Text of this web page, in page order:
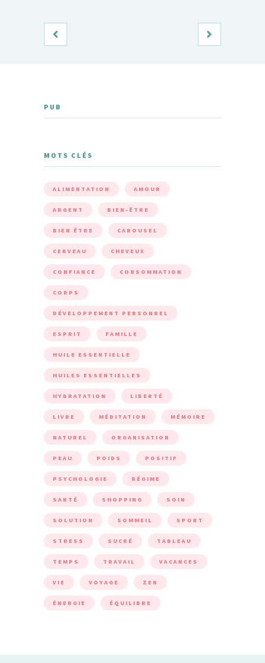
PUB
MOTS CLÉS
ALIMENTATION AMOUR
ARGENT BIEN-ÊTRE
BIEN ÊTRE CAROUSEL
CERVEAU CHEVEUX
CONFIANCE CONSOMMATION
CORPS
DÉVELOPPEMENT PERSONNEL
ESPRIT FAMILLE
HUILE ESSENTIELLE
HUILES ESSENTIELLES
HYDRATATION LIBERTÉ
LIVRE MÉDITATION MÉMOIRE
NATUREL ORGANISATION
PEAU POIDS POSITIF
PSYCHOLOGIE RÉGIME
SANTÉ SHOPPING SOIN
SOLUTION SOMMEIL SPORT
STRESS SUCRÉ TABLEAU
TEMPS TRAVAIL VACANCES
VIE VOYAGE ZEN
ÉNERGIE ÉQUILIBRE